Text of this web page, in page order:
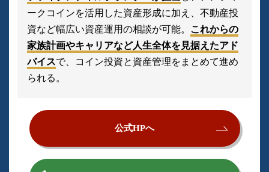
ークコインを活用した資産形成に加え、不動産投
資など幅広い資産運用の相談が可能。
これからの
家族計画やキャリアなど人生全体を見据えたアド
バイスで、コイン投資と資産管理をまとめて進め
られる。
公式HPへ